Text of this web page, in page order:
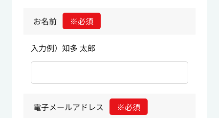
お名前 ※必須
入力例）知多 太郎
電子メールアドレス ※必須